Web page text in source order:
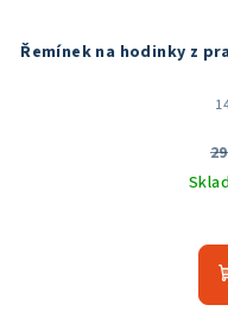
Řemínek na hodinky z